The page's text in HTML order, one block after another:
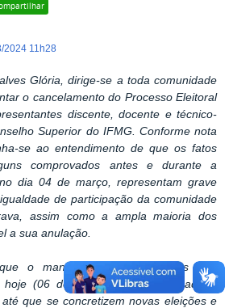
2024 11h28
Glória, dirige-se a toda comunidade
o cancelamento do Processo Eleitoral
discente, docente e técnico-
Superior do IFMG. Conforme nota
se ao entendimento de que os fatos
comprovados antes e durante a
dia 04 de março, representam grave
de participação da comunidade
assim como a ampla maioria dos
a sua anulação.
o mandato dos conselheiros que
(06 de março) será prorrogado e
que se concretizem novas eleições e